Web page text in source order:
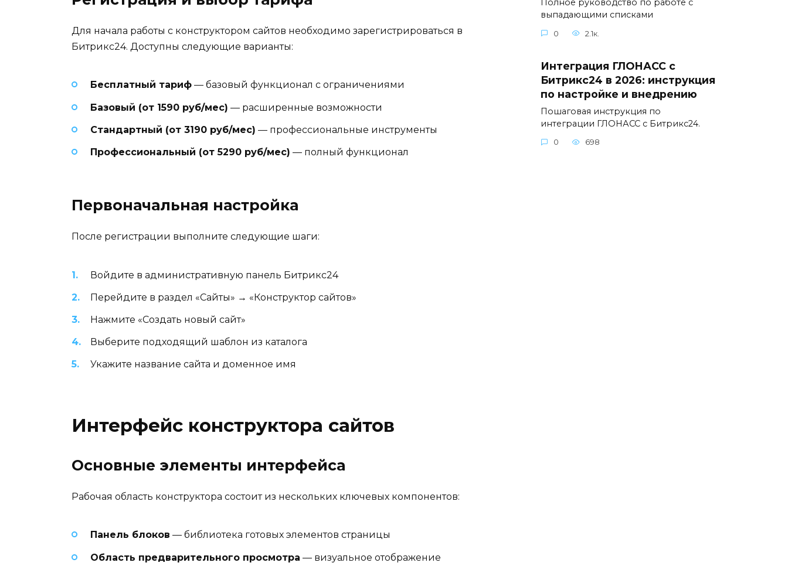
Для начала работы с конструктором сайтов необходимо зарегистрироваться в
Битрикс24. Доступны следующие варианты:
Бесплатный тариф — базовый функционал с ограничениями
Базовый (от 1590 руб/мес) — расширенные возможности
Стандартный (от 3190 руб/мес) — профессиональные инструменты
Профессиональный (от 5290 руб/мес) — полный функционал
Первоначальная настройка
После регистрации выполните следующие шаги:
Войдите в административную панель Битрикс24
Перейдите в раздел «Сайты» → «Конструктор сайтов»
Нажмите «Создать новый сайт»
Выберите подходящий шаблон из каталога
Укажите название сайта и доменное имя
Интерфейс конструктора сайтов
Основные элементы интерфейса
Рабочая область конструктора состоит из нескольких ключевых компонентов:
Панель блоков — библиотека готовых элементов страницы
Область предварительного просмотра — визуальное отображение
Полное руководство по работе с
выпадающими списками
0 2.1к.
Интеграция ГЛОНАСС с
Битрикс24 в 2026: инструкция
по настройке и внедрению
Пошаговая инструкция по
интеграции ГЛОНАСС с Битрикс24.
0 698